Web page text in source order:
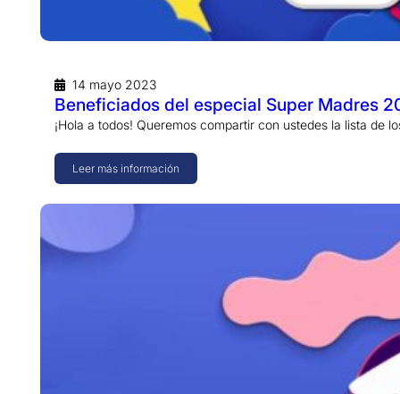
14 mayo 2023
Beneficiados del especial Super Madres
¡Hola a todos! Queremos compartir con ustedes la lista de
Leer más información